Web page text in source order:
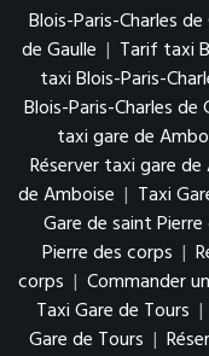
Blois-Paris-Charles de
de Gaulle | Tarif taxi
taxi Blois-Paris-
Blois-Paris-Charles de
taxi gare de
Réserver taxi gare de
de Amboise | Taxi
Gare de saint
Pierre des corps |
corps | Commander
Taxi Gare de Tours |
Gare de Tours |